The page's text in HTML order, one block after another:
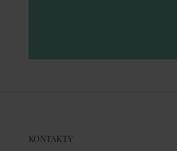
KONTAKTY